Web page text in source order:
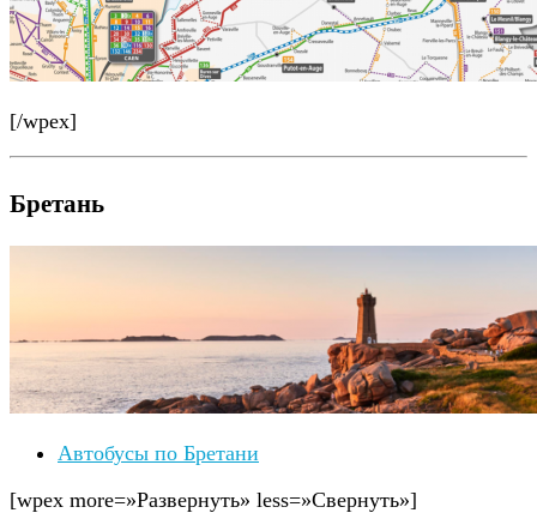
[/wpex]
Бретань
Автобусы по Бретани
[wpex more=»Развернуть» less=»Свернуть»]